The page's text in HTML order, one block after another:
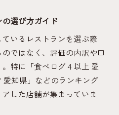
選ばれるレストランの特
店ランキングを口コミで
との出会い方ガイド
選び方ガイド
いるレストランを選ぶ際
ではなく、評価の内訳や口
特に「食べログ 4 以上 愛
愛知県」などのランキング
した店舗が集まっていま